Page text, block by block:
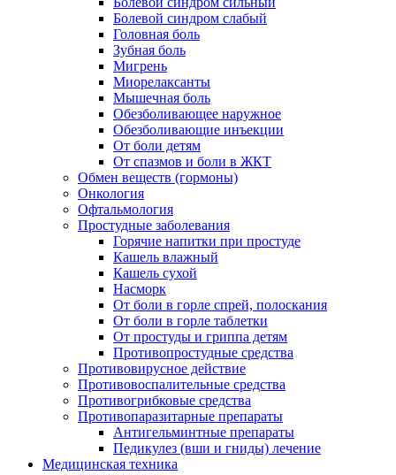
Болевой синдром слабый
Головная боль
Зубная боль
Мигрень
Миорелаксанты
Мышечная боль
Обезболивающее наружное
Обезболивающие инъекции
От боли детям
От спазмов и боли в ЖКТ
Обмен веществ (гормоны)
Онкология
Офтальмология
Простудные заболевания
Горячие напитки при простуде
Кашель влажный
Кашель сухой
Насморк
От боли в горле спрей, полоскания
От боли в горле таблетки
От простуды и гриппа детям
Противопростудные средства
Противовирусное действие
Противовоспалительные средства
Противогрибковые средства
Противопаразитарные препараты
Антигельминтные препараты
Педикулез (вши и гниды) лечение
Медицинская техника